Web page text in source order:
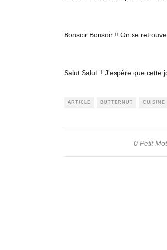
Bonsoir Bonsoir !! On se
Salut Salut !! J'espère que cette
ARTICLE BUTTERNUT CUISINE
0 Petit Mot